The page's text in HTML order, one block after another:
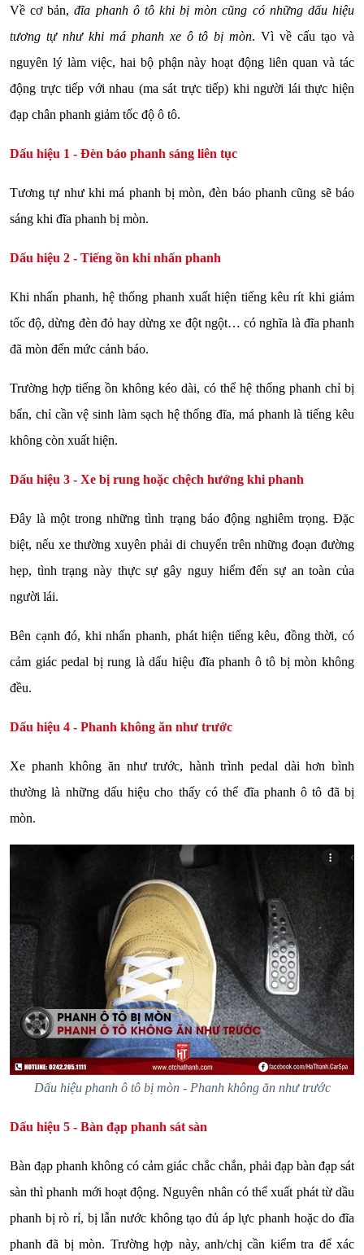
Về cơ bản,đĩa phanh ô tô khi bị mòn cũng có những dấu hiệu
tương tự như khi má phanh xe ô tô bị mòn. Vì về cấu tạo và
nguyên lý làm việc, hai bộ phận này hoạt động liên quan và tác
động trực tiếp với nhau (ma sát trực tiếp) khi người lái thực hiện
đạp chân phanh giảm tốc độ ô tô.
Dấu hiệu 1 - Đèn báo phanh sáng liên tục
Tương tự như khi má phanh bị mòn, đèn báo phanh cũng sẽ báo
sáng khi đĩa phanh bị mòn.
Dấu hiệu 2 - Tiếng ồn khi nhấn phanh
Khi nhấn phanh, hệ thống phanh xuất hiện tiếng kêu rít khi giảm
tốc độ, dừng đèn đỏ hay dừng xe đột ngột… có nghĩa là đĩa phanh
đã mòn đến mức cảnh báo.
Trường hợp tiếng ồn không kéo dài, có thể hệ thống phanh chỉ bị
bẩn, chỉ cần vệ sinh làm sạch hệ thống đĩa, má phanh là tiếng kêu
không còn xuất hiện.
Dấu hiệu 3 - Xe bị rung hoặc chệch hướng khi phanh
Đây là một trong những tình trạng báo động nghiêm trọng. Đặc
biệt, nếu xe thường xuyên phải di chuyển trên những đoạn đường
hẹp, tình trạng này thực sự gây nguy hiểm đến sự an toàn của
người lái.
Bên cạnh đó, khi nhấn phanh, phát hiện tiếng kêu, đồng thời, có
cảm giác pedal bị rung là dấu hiệu đĩa phanh ô tô bị mòn không
đều.
Dấu hiệu 4 - Phanh không ăn như trước
Xe phanh không ăn như trước, hành trình pedal dài hơn bình
thường là những dấu hiệu cho thấy có thể đĩa phanh ô tô đã bị
mòn.
Dấu hiệu phanh ô tô bị mòn - Phanh không ăn như trước
Dấu hiệu 5 - Bàn đạp phanh sát sàn
Bàn đạp phanh không có cảm giác chắc chắn, phải đạp bàn đạp sát
sàn thì phanh mới hoạt động. Nguyên nhân có thể xuất phát từ dầu
phanh bị rò rỉ, bị lẫn nước không tạo đủ áp lực phanh hoặc do đĩa
phanh đã bị mòn. Trường hợp này, anh/chị cần kiểm tra để xác